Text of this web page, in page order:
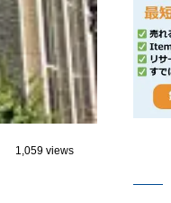
1,059 views